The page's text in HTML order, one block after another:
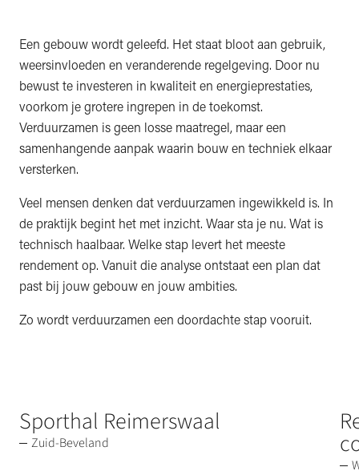
Een gebouw wordt geleefd. Het staat bloot aan gebruik,
weersinvloeden en veranderende regelgeving. Door nu
bewust te investeren in kwaliteit en energieprestaties,
voorkom je grotere ingrepen in de toekomst.
Verduurzamen is geen losse maatregel, maar een
samenhangende aanpak waarin bouw en techniek elkaar
versterken.
Veel mensen denken dat verduurzamen ingewikkeld is. In
de praktijk begint het met inzicht. Waar sta je nu. Wat is
technisch haalbaar. Welke stap levert het meeste
rendement op. Vanuit die analyse ontstaat een plan dat
past bij jouw gebouw en jouw ambities.
Zo wordt verduurzamen een doordachte stap vooruit.
Sporthal Reimerswaal
Zuid-Beveland